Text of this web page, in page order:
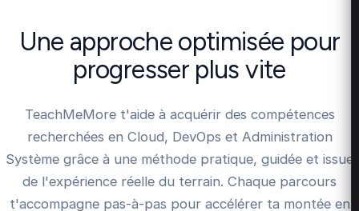
Une approche optimisée pour
progresser plus vite
TeachMeMore t'aide à acquérir des compétences
recherchées en Cloud, DevOps et Administration
Système grâce à une méthode pratique, guidée et issue
de l'expérience réelle du terrain. Chaque parcours
t'accompagne pas-à-pas pour accélérer ta montée en